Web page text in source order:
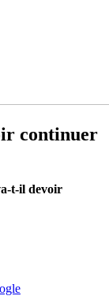
continuer
t-il devoir